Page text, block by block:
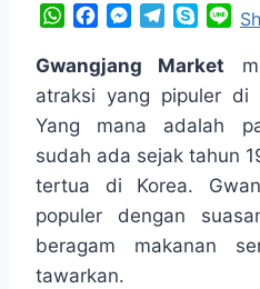
W
a
t
A
p
p
c
e
b
o
o
k
M
s
s
n
g
e
r
l
e
r
a
m
y
p
e
e
Gwangjang Market
atraksi yang pipuler di
Yang mana adalah
sudah ada sejak tahun
tertua di Korea.
populer dengan
beragam makanan
tawarkan.